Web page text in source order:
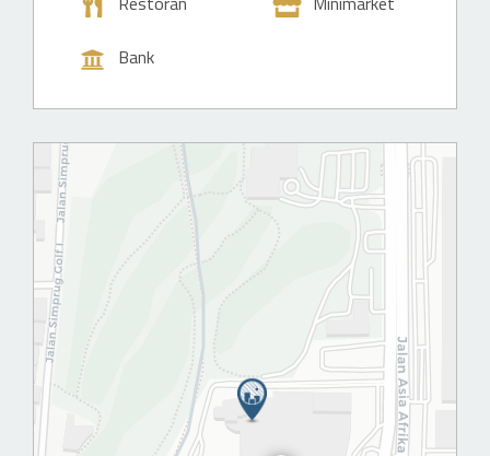
Bank